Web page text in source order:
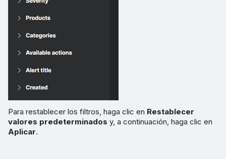
Para restablecer los filtros, haga clic en Restablecer
valores predeterminados y, a continuación, haga clic en
Aplicar.